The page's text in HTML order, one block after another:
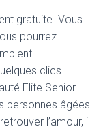
gratuite. Vous
pourrez
clics
Elite Senior.
personnes âgées
l’amour, il